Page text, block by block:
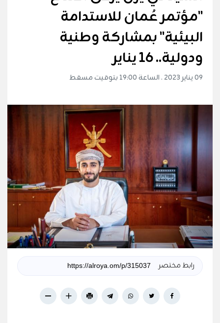
"مؤتمر عُمان للاستدامة
البيئية" بمشاركة وطنية
ودولية.. 16 يناير
09 يناير 2023 . الساعة 19:00 بتوقيت مسقط
رابط مختصر